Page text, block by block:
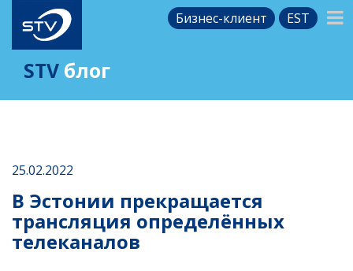
Бизнес-клиент EST
STV блог
25.02.2022
В Эстонии прекращается
трансляция определённых
телеканалов